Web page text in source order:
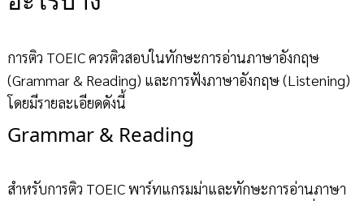
การติว TOEIC ควรติวสอบในทักษะการอ่านภาษาอังกฤษ
(Grammar & Reading) และการฟังภาษาอังกฤษ (Listening)
โดยมีรายละเอียดดังนี้
Grammar & Reading
สำหรับการติว TOEIC พาร์ทแกรมม่าและทักษะการอ่านภาษา